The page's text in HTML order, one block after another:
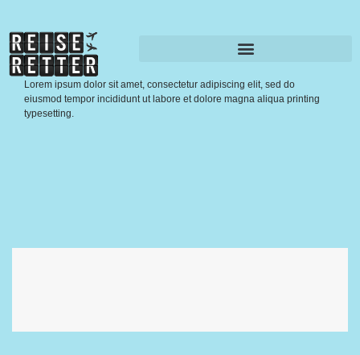
Lorem ipsum dolor sit amet, consectetur adipiscing elit, sed do
eiusmod tempor incididunt ut labore et dolore magna aliqua printing
typesetting.